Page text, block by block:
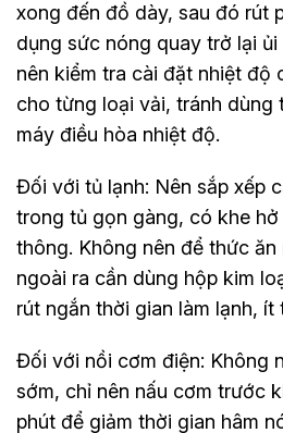
xong đến đồ dày, sau đó rút
dụng sức nóng quay trở lại ủi
nên kiểm tra cài đặt nhiệt độ
cho từng loại vải, tránh dùng
máy điều hòa nhiệt độ.
Đối với tủ lạnh: Nên sắp xếp
trong tủ gọn gàng, có khe hở
thông. Không nên để thức
ngoài ra cần dùng hộp kim
rút ngắn thời gian làm lạnh, ít
Đối với nồi cơm điện: Không
sớm, chỉ nên nấu cơm trước
phút để giảm thời gian hâm